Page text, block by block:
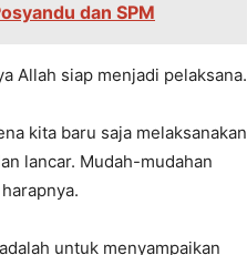
dan SPM
Allah siap menjadi pelaksana.
kita baru saja melaksanakan
lancar. Mudah-mudahan
untuk menyampaikan